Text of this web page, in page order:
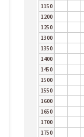
1150
1200
1250
1300
1350
1400
1450
1500
1550
1600
1650
1700
1750